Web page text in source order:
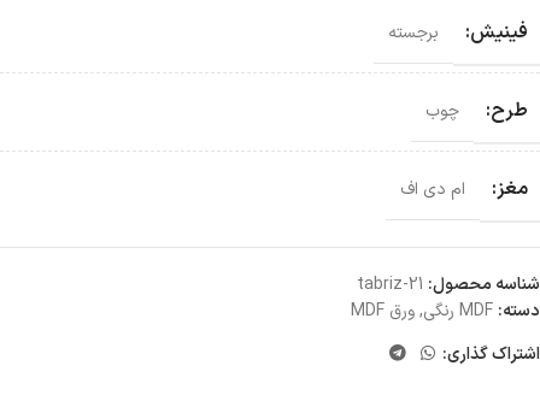
فینیش: برجسته
طرح: چوب
مغز: ام دی اف
شناسه محصول: tabriz-21
دسته: MDF رنگی ,ورق MDF
اشتراک گذاری: